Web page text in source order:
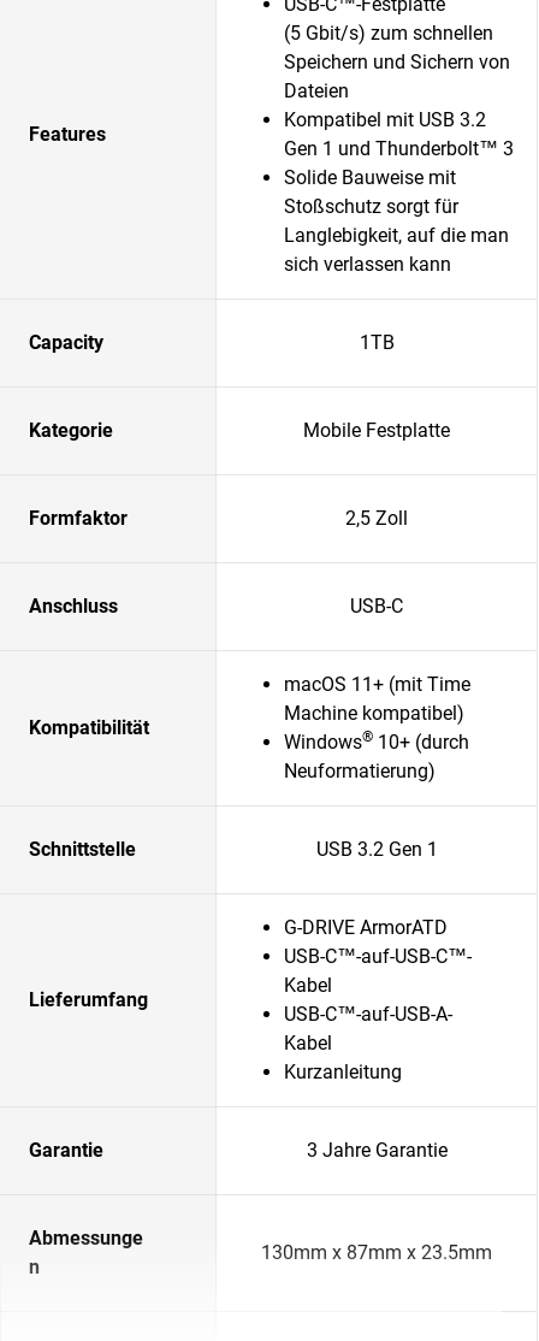
Features
(5 Gbit/s) zum schnellen
Speichern und Sichern von
Dateien
Kompatibel mit USB 3.2
Gen 1 und Thunderbolt™ 3
Solide Bauweise mit
Stoßschutz sorgt für
Langlebigkeit, auf die man
sich verlassen kann
Capacity 1TB
Kategorie Mobile Festplatte
Formfaktor 2,5 Zoll
Anschluss USB-C
Kompatibilität
macOS 11+ (mit Time
Machine kompatibel)
Windows® 10+ (durch
Neuformatierung)
Schnittstelle USB 3.2 Gen 1
Lieferumfang
G-DRIVE ArmorATD
USB-C™-auf-USB-C™-
Kabel
USB-C™-auf-USB-A-
Kabel
Kurzanleitung
Garantie 3 Jahre Garantie
Abmessunge
n
130mm x 87mm x 23.5mm